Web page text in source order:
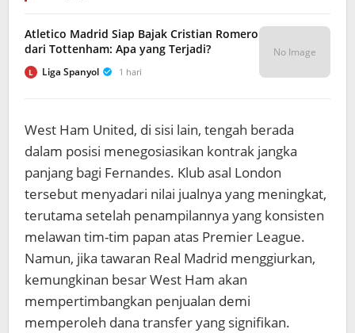
Atletico Madrid Siap Bajak Cristian Romero
dari Tottenham: Apa yang Terjadi?
L Liga Spanyol 1 hari
No Image
West Ham United, di sisi lain, tengah berada
dalam posisi menegosiasikan kontrak jangka
panjang bagi Fernandes. Klub asal London
tersebut menyadari nilai jualnya yang meningkat,
terutama setelah penampilannya yang konsisten
melawan tim-tim papan atas Premier League.
Namun, jika tawaran Real Madrid menggiurkan,
kemungkinan besar West Ham akan
mempertimbangkan penjualan demi
memperoleh dana transfer yang signifikan.